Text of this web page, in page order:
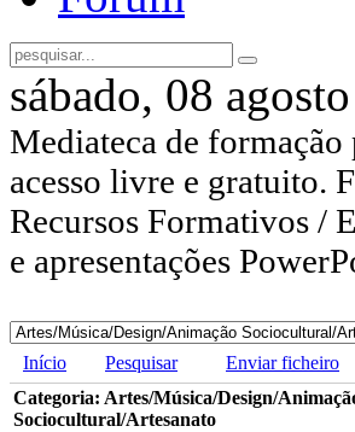
sábado, 08
Mediateca de formação
acesso livre e gratuito.
Recursos Formativos /
e apresentações
Início Pesquisar Enviar ficheiro
Categoria: Artes/Música/Design/
Sociocultural/Artesanato